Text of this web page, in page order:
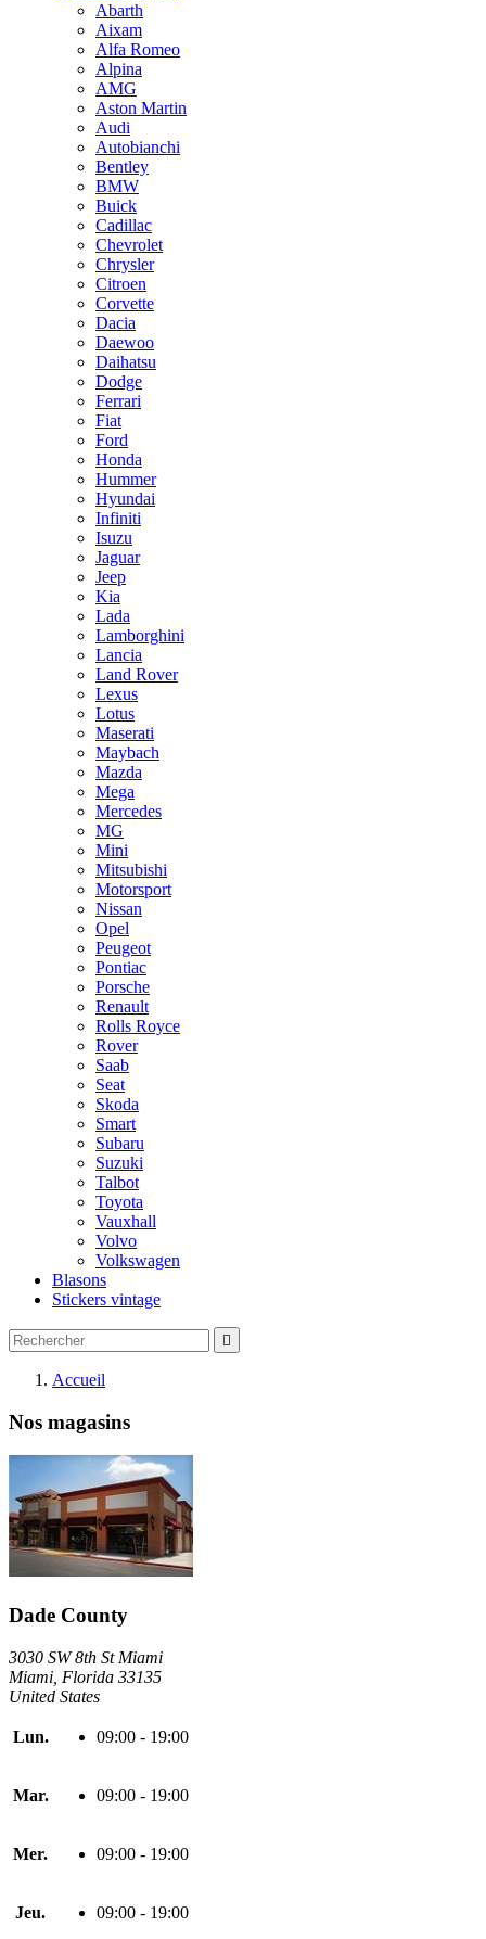
Abarth
Aixam
Alfa Romeo
Alpina
AMG
Aston Martin
Audi
Autobianchi
Bentley
BMW
Buick
Cadillac
Chevrolet
Chrysler
Citroen
Corvette
Dacia
Daewoo
Daihatsu
Dodge
Ferrari
Fiat
Ford
Honda
Hummer
Hyundai
Infiniti
Isuzu
Jaguar
Jeep
Kia
Lada
Lamborghini
Lancia
Land Rover
Lexus
Lotus
Maserati
Maybach
Mazda
Mega
Mercedes
MG
Mini
Mitsubishi
Motorsport
Nissan
Opel
Peugeot
Pontiac
Porsche
Renault
Rolls Royce
Rover
Saab
Seat
Skoda
Smart
Subaru
Suzuki
Talbot
Toyota
Vauxhall
Volvo
Volkswagen
Blasons
Stickers vintage

Accueil
Nos magasins
Dade County
3030 SW 8th St Miami
Miami, Florida 33135
United States
Lun. 09:00 - 19:00
Mar. 09:00 - 19:00
Mer. 09:00 - 19:00
Jeu. 09:00 - 19:00